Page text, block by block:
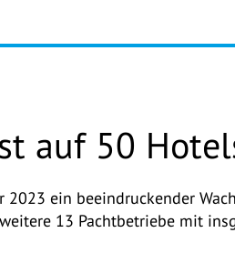
auf 50
2023 ein beeindruckender
13 Pachtbetriebe mit